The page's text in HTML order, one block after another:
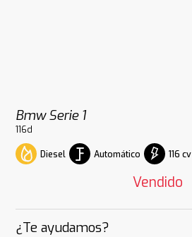
Bmw Serie 1
116d
Diesel Automático 116 cv
Vendido
¿Te ayudamos?